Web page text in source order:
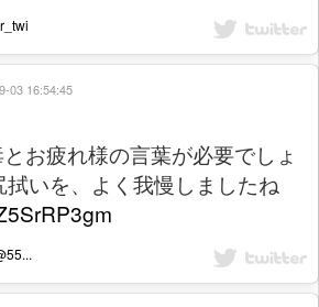
お疲れ様の言葉が必要でしょ
いを、よく我慢しましたね
03 16:54:45